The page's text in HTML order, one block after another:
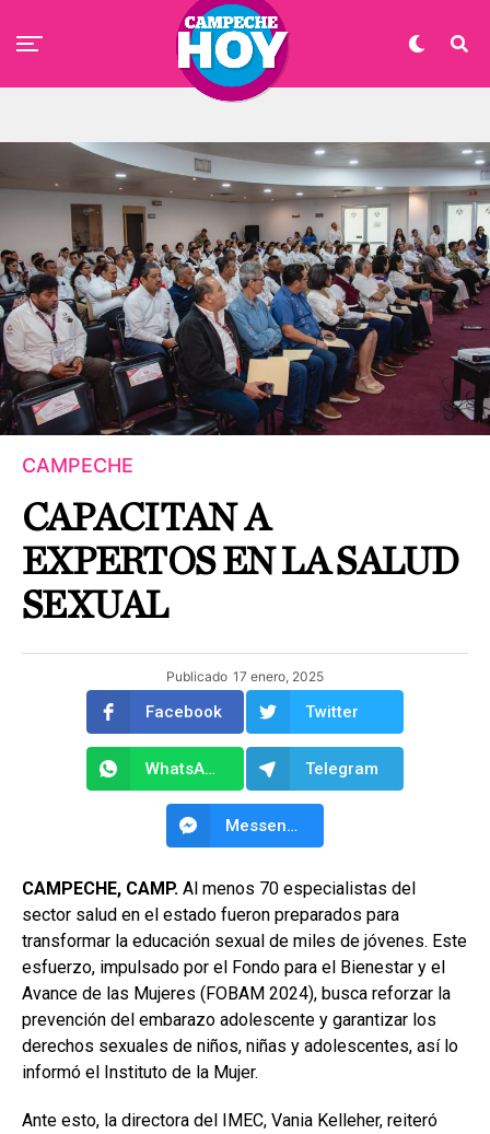
CAMPECHE
CAPACITAN A
EXPERTOS EN LA SALUD
SEXUAL
Publicado 17 enero, 2025
Facebook Twitter
WhatsApp Telegram
Messenger
CAMPECHE, CAMP. Al menos 70 especialistas del
sector salud en el estado fueron preparados para
transformar la educación sexual de miles de jóvenes. Este
esfuerzo, impulsado por el Fondo para el Bienestar y el
Avance de las Mujeres (FOBAM 2024), busca reforzar la
prevención del embarazo adolescente y garantizar los
derechos sexuales de niños, niñas y adolescentes, así lo
informó el Instituto de la Mujer.
Ante esto, la directora del IMEC, Vania Kelleher, reiteró